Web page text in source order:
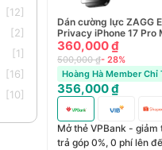
[12]
[2]
[1]
[16]
[10]
Dán cường lực ZAGG
Privacy iPhone 17 Pro
100119411
360,000 ₫
500,000 ₫- 28%
Hoàng Hà Member Chỉ
356,000 ₫
Mở thẻ VPBank -
trả góp 0%, 0 phí lên